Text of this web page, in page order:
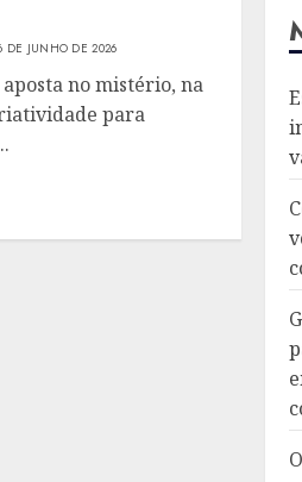
DE JUNHO DE 2026
no mistério, na
para